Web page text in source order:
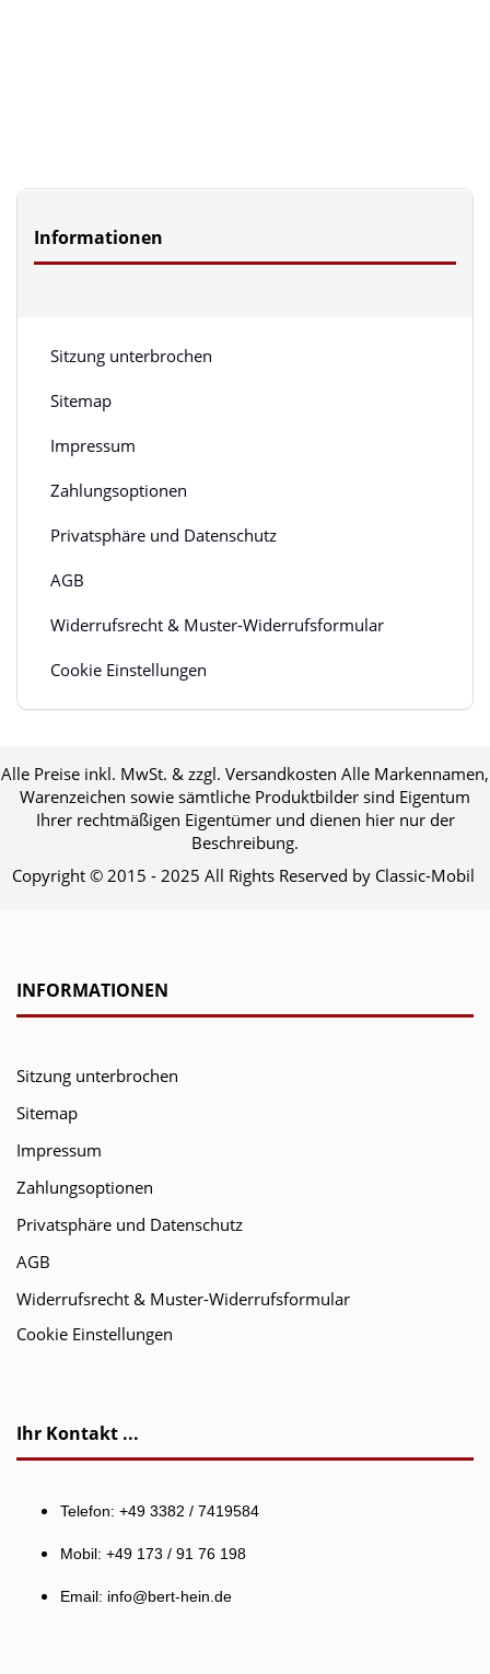
Informationen
Sitzung unterbrochen
Sitemap
Impressum
Zahlungsoptionen
Privatsphäre und Datenschutz
AGB
Widerrufsrecht & Muster-Widerrufsformular
Cookie Einstellungen
Alle Preise inkl. MwSt. & zzgl. Versandkosten Alle Markennamen,
Warenzeichen sowie sämtliche Produktbilder sind Eigentum
Ihrer rechtmäßigen Eigentümer und dienen hier nur der
Beschreibung.
Copyright © 2015 - 2025 All Rights Reserved by Classic-Mobil
INFORMATIONEN
Sitzung unterbrochen
Sitemap
Impressum
Zahlungsoptionen
Privatsphäre und Datenschutz
AGB
Widerrufsrecht & Muster-Widerrufsformular
Cookie Einstellungen
Ihr Kontakt ...
Telefon: +49 3382 / 7419584
Mobil: +49 173 / 91 76 198
Email: info@bert-hein.de